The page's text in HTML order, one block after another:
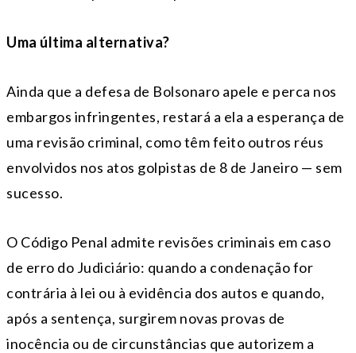
Uma última alternativa?
Ainda que a defesa de Bolsonaro apele e perca nos
embargos infringentes, restará a ela a esperança de
uma revisão criminal, como têm feito outros réus
envolvidos nos atos golpistas de 8 de Janeiro — sem
sucesso.
O Código Penal admite revisões criminais em caso
de erro do Judiciário: quando a condenação for
contrária à lei ou à evidência dos autos e quando,
após a sentença, surgirem novas provas de
inocência ou de circunstâncias que autorizem a